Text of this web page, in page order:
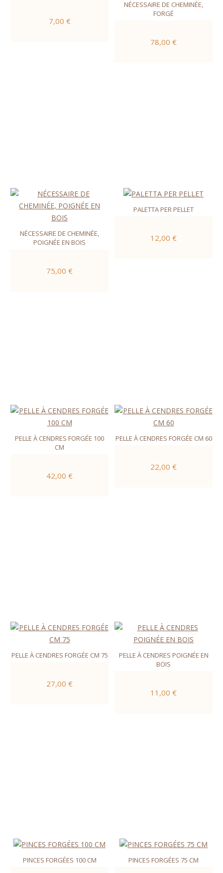
7,00 €
NÉCESSAIRE DE CHEMINÉE,
FORGÉ
78,00 €
NÉCESSAIRE DE CHEMINÉE,
POIGNÉE EN BOIS
75,00 €
PALETTA PER PELLET
12,00 €
PELLE À CENDRES FORGÉE 100
CM
42,00 €
PELLE À CENDRES FORGÉE CM 60
22,00 €
PELLE À CENDRES FORGÉE CM 75
27,00 €
PELLE À CENDRES POIGNÉE EN
BOIS
11,00 €
PINCES FORGÉES 100 CM PINCES FORGÉES 75 CM